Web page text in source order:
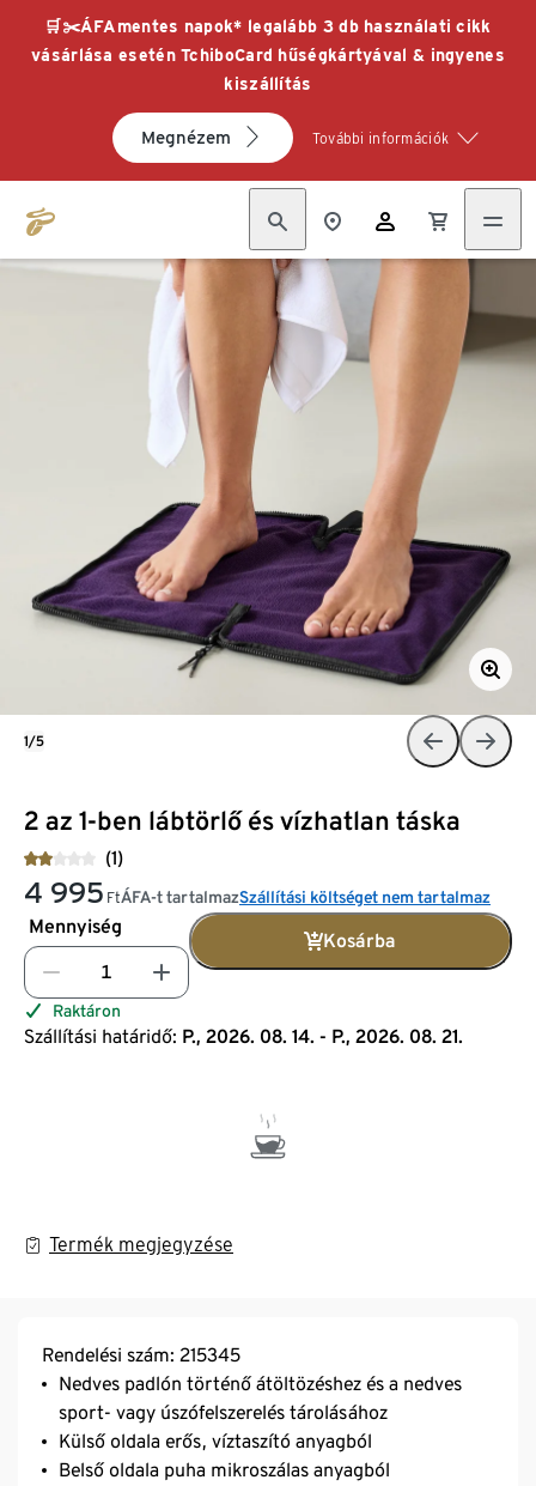
🛒✂️ÁFAmentes napok* legalább 3 db használati cikk
vásárlása esetén TchiboCard hűségkártyával & ingyenes
kiszállítás
Megnézem További információk
2 az 1-ben lábtörlő és vízhatlan táska
(1)
4 995 FtÁFA-t tartalmazSzállítási költséget nem tartalmaz
Mennyiség
Kosárba
Raktáron
Szállítási határidő: P., 2026. 08. 14. - P., 2026. 08. 21.
Termék megjegyzése
1/5
Rendelési szám: 215345
Nedves padlón történő átöltözéshez és a nedves
sport- vagy úszófelszerelés tárolásához
Külső oldala erős, víztaszító anyagból
Belső oldala puha mikroszálas anyagból